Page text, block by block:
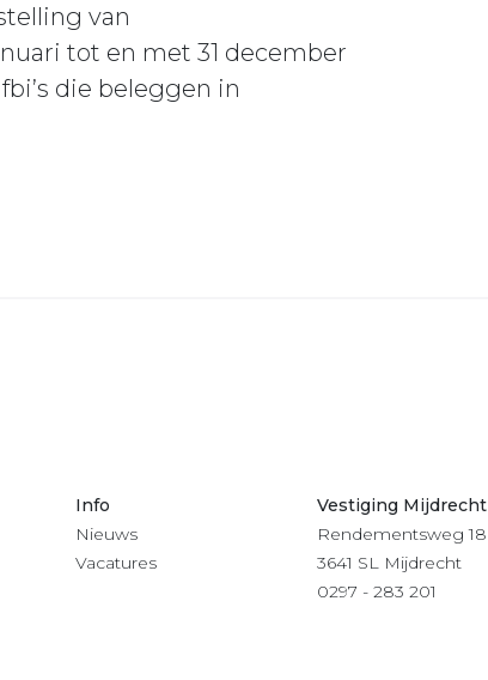
van
tot en met 31 december
die beleggen in
Info
Nieuws
Vacatures
Vestiging Mijdrecht
Rendementsweg 18
3641 SL Mijdrecht
0297 - 283 201